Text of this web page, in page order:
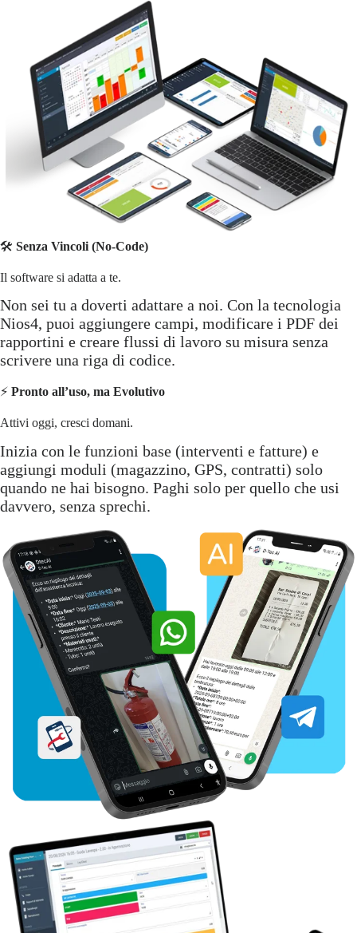
🛠️ Senza Vincoli (No-Code)
Il software si adatta a te.
Non sei tu a doverti adattare a noi. Con la tecnologia
Nios4, puoi aggiungere campi, modificare i PDF dei
rapportini e creare flussi di lavoro su misura senza
scrivere una riga di codice.
⚡ Pronto all’uso, ma Evolutivo
Attivi oggi, cresci domani.
Inizia con le funzioni base (interventi e fatture) e
aggiungi moduli (magazzino, GPS, contratti) solo
quando ne hai bisogno. Paghi solo per quello che usi
davvero, senza sprechi.